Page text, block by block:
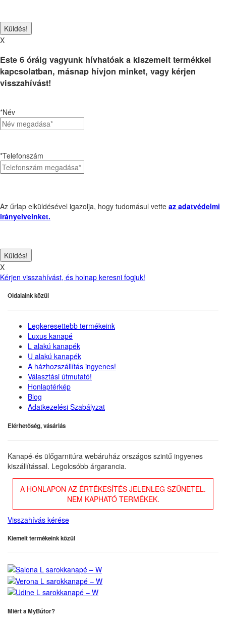
X
Este 6 óráig vagyunk hívhatóak a kiszemelt termékkel
kapcsolatban, másnap hívjon minket, vagy kérjen
visszahívást!
*Név
*Telefonszám
Az űrlap elküldésével igazolja, hogy tudomásul vette az adatvédelmi
irányelveinket.
X
Kérjen visszahívást, és holnap keresni fogjuk!
Oldalaink közül
Legkeresettebb termékeink
Luxus kanapé
L alakú kanapék
U alakú kanapék
A házhozszállítás ingyenes!
Választási útmutató!
Honlaptérkép
Blog
Adatkezelési Szabályzat
Elérhetőség, vásárlás
Kanapé-és ülőgarnitúra webáruház országos szintű ingyenes
kiszállítással. Legolcsóbb árgarancia.
A HONLAPON AZ ÉRTÉKESÍTÉS JELENLEG SZÜNETEL.
NEM KAPHATÓ TERMÉKEK.
Visszahívás kérése
Kiemelt termékeink közül
Miért a MyBútor?